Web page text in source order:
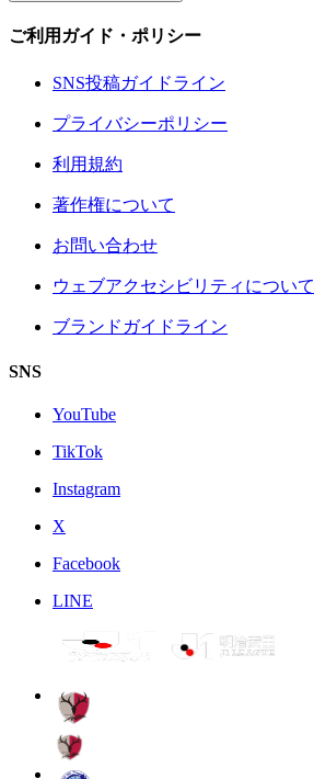
ご利用ガイド・ポリシー
SNS投稿ガイドライン
プライバシーポリシー
利用規約
著作権について
お問い合わせ
ウェブアクセシビリティについて
ブランドガイドライン
SNS
YouTube
TikTok
Instagram
X
Facebook
LINE